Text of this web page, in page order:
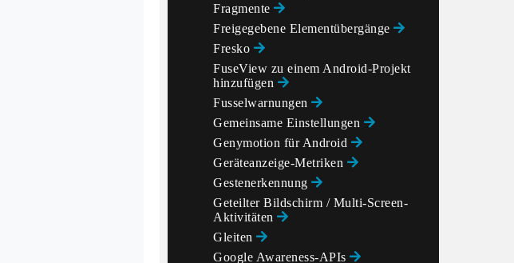
Fragmente
Freigegebene Elementübergänge
Fresko
FuseView zu einem Android-Projekt
hinzufügen
Fusselwarnungen
Gemeinsame Einstellungen
Genymotion für Android
Geräteanzeige-Metriken
Gestenerkennung
Geteilter Bildschirm / Multi-Screen-
Aktivitäten
Gleiten
Google Awareness-APIs